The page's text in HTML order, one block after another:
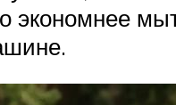
экономнее